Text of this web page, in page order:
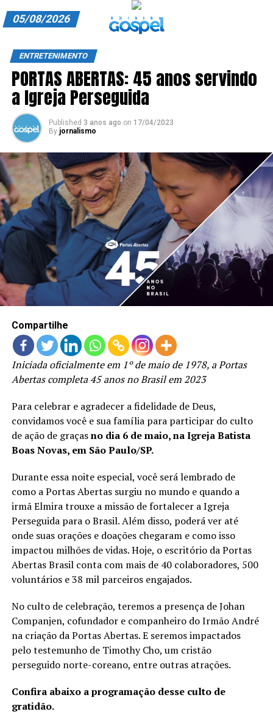
ANUNCIE CONOSCO
ASSINE
CARRINHO
EDITORIAL
ENTREVISTAS
EXPEDIENTE
FINALIZAR COMPRA
LANÇAMENTOS
05/08/2026
ENTRETENIMENTO
PORTAS ABERTAS: 45 anos servindo
a Igreja Perseguida
Published 3 anos ago on 17/04/2023
By jornalismo
Compartilhe
Iniciada oficialmente em 1º de maio de 1978, a Portas
Abertas completa 45 anos no Brasil em 2023
Para celebrar e agradecer a fidelidade de Deus,
convidamos você e sua família para participar do culto
de ação de graçasno dia 6 de maio, na Igreja Batista
Boas Novas, em São Paulo/SP.
Durante essa noite especial, você será lembrado de
como a Portas Abertas surgiu no mundo e quando a
irmã Elmira trouxe a missão de fortalecer a Igreja
Perseguida para o Brasil. Além disso, poderá ver até
onde suas orações e doações chegaram e como isso
impactou milhões de vidas. Hoje, o escritório da Portas
Abertas Brasil conta com mais de 40 colaboradores, 500
voluntários e 38 mil parceiros engajados.
No culto de celebração, teremos a presença de Johan
Companjen, cofundador e companheiro do Irmão André
na criação da Portas Abertas. E seremos impactados
pelo testemunho de Timothy Cho, um cristão
perseguido norte-coreano, entre outras atrações.
Confira abaixo a programação desse culto de
gratidão.